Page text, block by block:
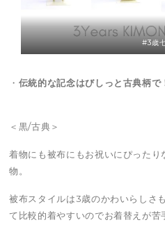
#3歳
・ 伝統的な記念はびしっと古典柄で
＜黒/古典＞
着物にも被布にもお祝いにぴった
物。
被布スタイルは3歳のかわいらしさ
て比較的着やすいのでお着替えが苦